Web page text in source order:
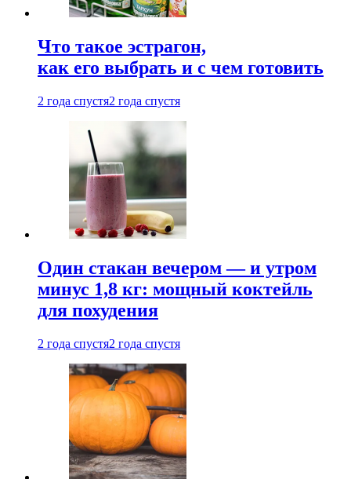
Что такое эстрагон,
как его выбрать и с чем готовить
2 года спустя2 года спустя
Один стакан вечером — и утром
минус 1,8 кг: мощный коктейль
для похудения
2 года спустя2 года спустя